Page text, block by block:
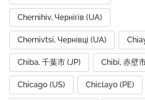
Chernihiv, Чернігів (UA)
Chernivtsi, Чернівці (UA)
Chiba, 千葉市 (JP) Chibi, 赤壁
Chicago (US) Chiclayo (PE)